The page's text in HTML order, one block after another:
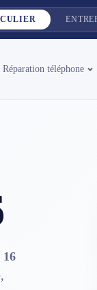
Réparation téléphone
16